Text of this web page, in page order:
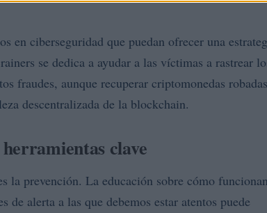
en ciberseguridad que puedan ofrecer una
se dedica a ayudar a las víctimas a rastrear
fraudes, aunque recuperar criptomonedas robadas
descentralizada de la blockchain.
clave
la prevención. La educación sobre cómo funcionan
de alerta a las que debemos estar atentos puede